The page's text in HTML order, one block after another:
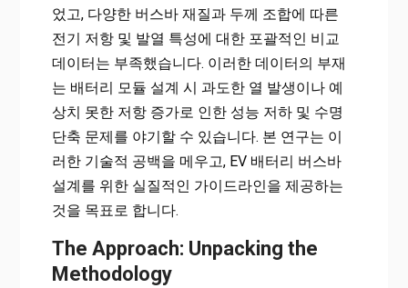
었고, 다양한 버스바 재질과 두께 조합에 따른
전기 저항 및 발열 특성에 대한 포괄적인 비교
데이터는 부족했습니다. 이러한 데이터의 부재
는 배터리 모듈 설계 시 과도한 열 발생이나 예
상치 못한 저항 증가로 인한 성능 저하 및 수명
단축 문제를 야기할 수 있습니다. 본 연구는 이
러한 기술적 공백을 메우고, EV 배터리 버스바
설계를 위한 실질적인 가이드라인을 제공하는
것을 목표로 합니다.
The Approach: Unpacking the
Methodology